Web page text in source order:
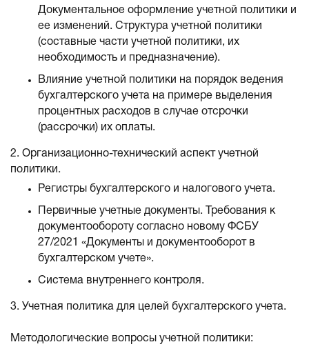
Документальное оформление учетной политики и
ее изменений. Структура учетной политики
(составные части учетной политики, их
необходимость и предназначение).
Влияние учетной политики на порядок ведения
бухгалтерского учета на примере выделения
процентных расходов в случае отсрочки
(рассрочки) их оплаты.
2. Организационно-технический аспект учетной
политики.
Регистры бухгалтерского и налогового учета.
Первичные учетные документы. Требования к
документообороту согласно новому ФСБУ
27/2021 «Документы и документооборот в
бухгалтерском учете».
Система внутреннего контроля.
3. Учетная политика для целей бухгалтерского учета.
Методологические вопросы учетной политики: